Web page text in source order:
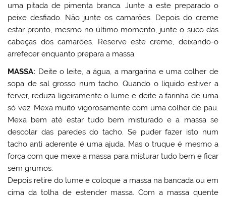
uma pitada de pimenta branca. Junte a este preparado o
peixe desfiado. Não junte os camarões. Depois do creme
estar pronto, mesmo no último momento, junte o suco das
cabeças dos camarões. Reserve este creme, deixando-o
arrefecer enquanto prepara a massa.
MASSA: Deite o leite, a água, a margarina e uma colher de
sopa de sal grosso num tacho. Quando o líquido estiver a
ferver, reduza ligeiramente o lume e deite a farinha de uma
só vez. Mexa muito vigorosamente com uma colher de pau.
Mexa bem até estar tudo bem misturado e a massa se
descolar das paredes do tacho. Se puder fazer isto num
tacho anti aderente é uma ajuda. Mas o truque é mesmo a
força com que mexe a massa para misturar tudo bem e ficar
sem grumos.
Depois retire do lume e coloque a massa na bancada ou em
cima da tolha de estender massa. Com a massa quente